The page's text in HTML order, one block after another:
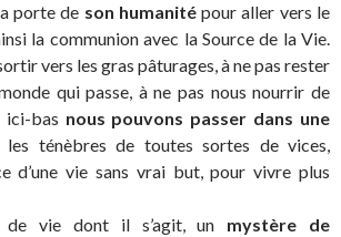
porte de son humanitépour aller vers le
la communion avec la Source de la Vie.
vers les gras pâturages, à ne pas rester
qui passe, à ne pas nous nourrir de
ici-bas nous pouvons passer dans une
ténèbres de toutes sortes de vices,
d’une vie sans vrai but, pour vivre plus
de vie dont il s’agit, un mystère de